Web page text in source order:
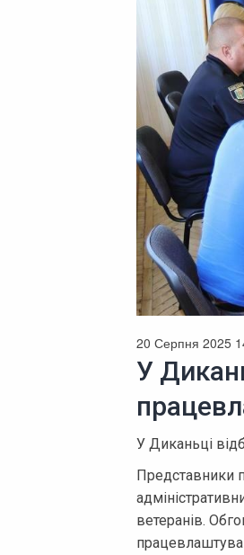
20 Серпня 2025
У
У Диканьці
Представники
ветеранів.